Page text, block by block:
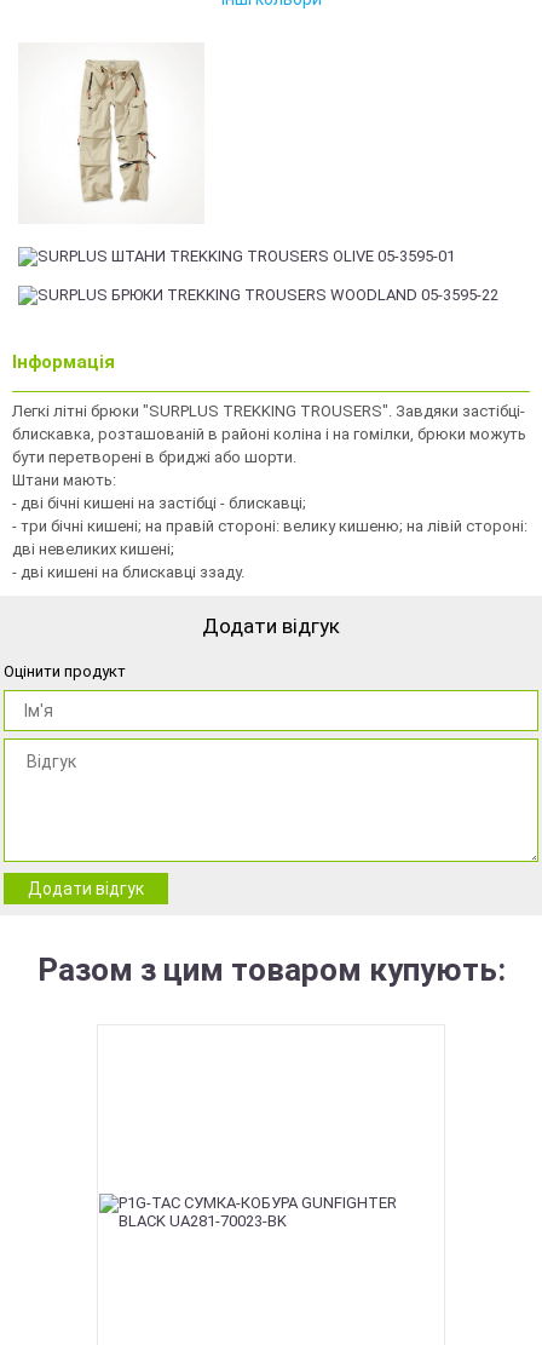
Інформація
Легкі літні брюки "SURPLUS TREKKING TROUSERS". Завдяки застібці-
блискавка, розташованій в районі коліна і на гомілки, брюки можуть
бути перетворені в бриджі або шорти.
Штани мають:
- дві бічні кишені на застібці - блискавці;
- три бічні кишені; на правій стороні: велику кишеню; на лівій стороні:
дві невеликих кишені;
- дві кишені на блискавці ззаду.
Додати відгук
Оцінити продукт
Додати відгук
Разом з цим товаром купують: